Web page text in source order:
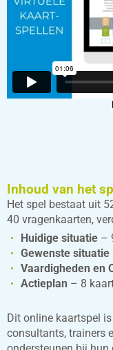
Inhoud van het
Het spel bestaat uit
40 vragenkaarten,
Huidige situatie –
Gewenste situatie
Vaardigheden en
Actieplan – 8
Dit online kaartspel
consultants, trainers